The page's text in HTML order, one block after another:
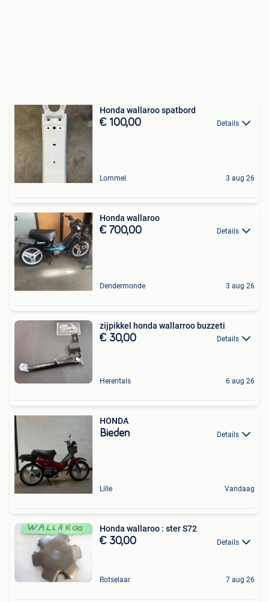
Honda wallaroo spatbord
€ 100,00 Details
Lommel 3 aug 26
Honda wallaroo
€ 700,00 Details
Dendermonde 3 aug 26
zijpikkel honda wallarroo buzzeti
€ 30,00 Details
Herentals 6 aug 26
HONDA
Bieden Details
Lille Vandaag
Honda wallaroo : ster S72
€ 30,00 Details
Rotselaar 7 aug 26